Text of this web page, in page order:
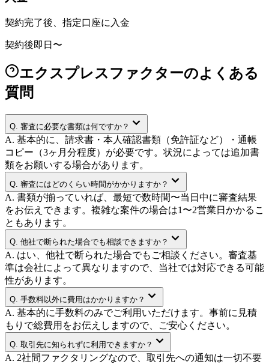
契約完了後、指定口座に入金
契約後即日〜
エクスプレスファクターのよくある
質問
Q. 審査に必要な書類は何ですか？
A. 基本的に、請求書・本人確認書類（免許証など）・通帳
コピー（3ヶ月分程度）が必要です。状況によっては追加書
類をお願いする場合があります。
Q. 審査にはどのくらい時間がかかりますか？
A. 書類が揃っていれば、最短で数時間〜当日中に審査結果
をお伝えできます。複雑な案件の場合は1〜2営業日かかるこ
ともあります。
Q. 他社で断られた場合でも相談できますか？
A. はい、他社で断られた場合でもご相談ください。審査基
準は会社によって異なりますので、当社では対応できる可能
性があります。
Q. 手数料以外に費用はかかりますか？
A. 基本的に手数料のみでご利用いただけます。事前に見積
もりで総費用をお伝えしますので、ご安心ください。
Q. 取引先に知られずに利用できますか？
A. 2社間ファクタリングなので、取引先への通知は一切不要